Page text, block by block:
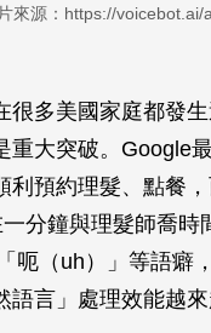
源：https://voicebot.ai/
很多美國家庭都發
重大突破。Google
利預約理髮、點餐
分鐘與理髮師喬
呃（uh）」等語癖
語言」處理效能越